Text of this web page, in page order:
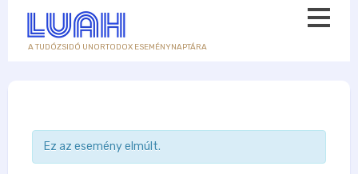
A TUDÓZSIDÓ UNORTODOX ESEMÉNYNAPTÁRA
Ez az esemény elmúlt.